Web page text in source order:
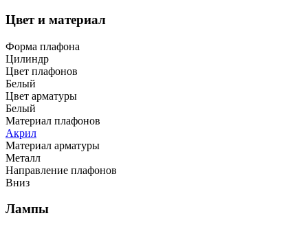
Цвет и материал
Форма плафона
Цилиндр
Цвет плафонов
Белый
Цвет арматуры
Белый
Материал плафонов
Акрил
Материал арматуры
Металл
Направление плафонов
Вниз
Лампы